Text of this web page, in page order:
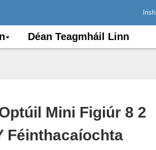
Irish
Déan Teagmháil Linn
Mini Figiúr 8 2
Féinthacaíochta